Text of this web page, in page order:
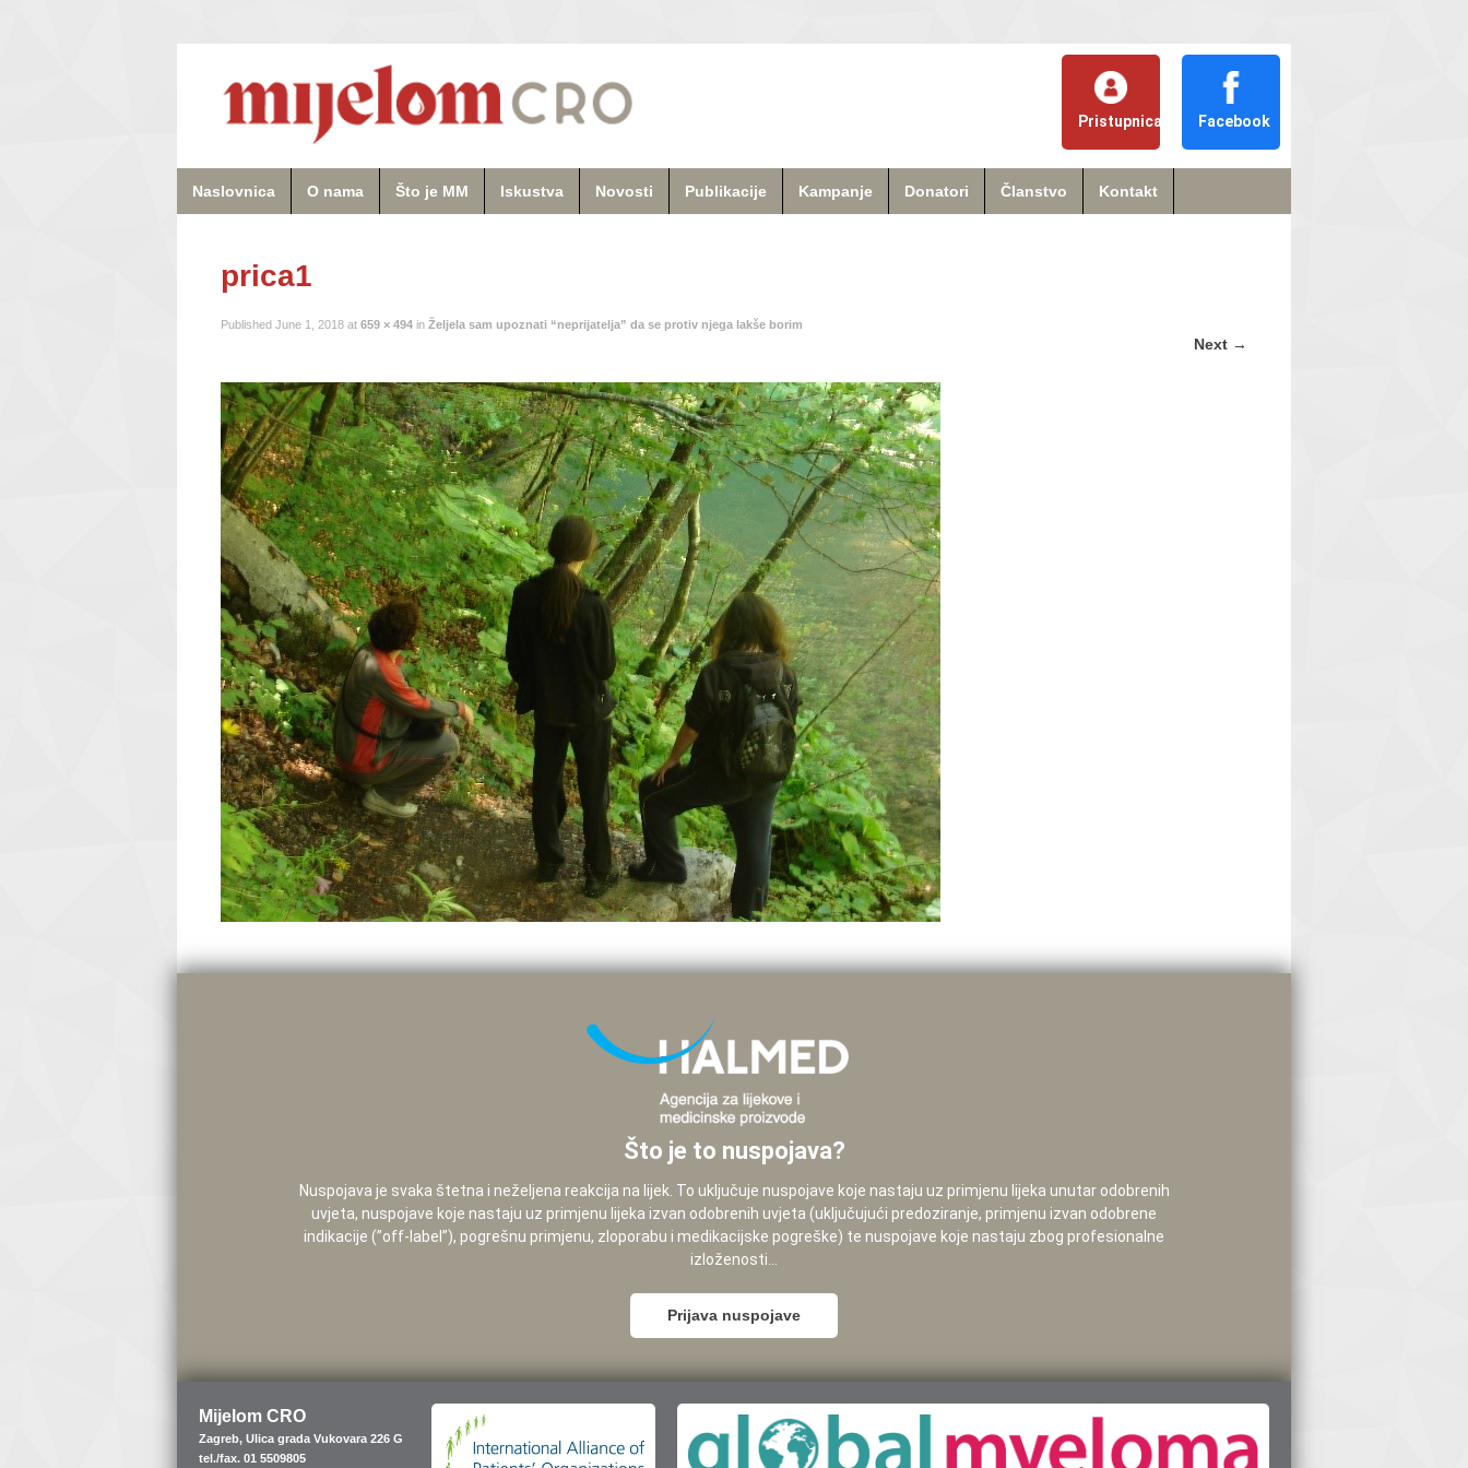
Pristupnica Facebook
Naslovnica O nama Što je MM Iskustva Novosti Publikacije Kampanje Donatori Članstvo Kontakt
prica1
Published June 1, 2018 at 659 × 494 in Željela sam upoznati “neprijatelja” da se protiv njega lakše borim
Next →
Što je to nuspojava?
Nuspojava je svaka štetna i neželjena reakcija na lijek. To uključuje nuspojave koje nastaju uz primjenu lijeka unutar odobrenih
uvjeta, nuspojave koje nastaju uz primjenu lijeka izvan odobrenih uvjeta (uključujući predoziranje, primjenu izvan odobrene
indikacije (”off-label”), pogrešnu primjenu, zloporabu i medikacijske pogreške) te nuspojave koje nastaju zbog profesionalne
izloženosti...
Prijava nuspojave
Mijelom CRO
Zagreb, Ulica grada Vukovara 226 G
tel./fax. 01 5509805